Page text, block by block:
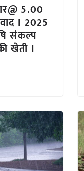
5.00
I 2025
संकल्प
खेती I